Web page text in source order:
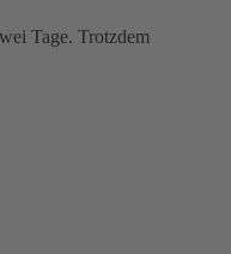
Tage. Trotzdem